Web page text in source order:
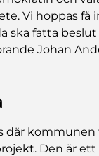
Vi hoppas få
ska fatta
Johan
där
Den är